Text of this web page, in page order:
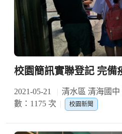
校園簡訊實聯登記 完備
2021-05-21 清水區 清海國
數：1175 次
校園新聞